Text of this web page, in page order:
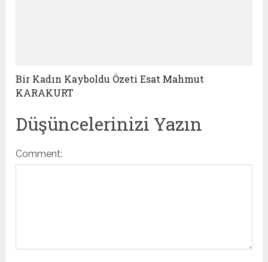
Bir Kadın Kayboldu Özeti Esat Mahmut
KARAKURT
Düşüncelerinizi Yazın
Comment: